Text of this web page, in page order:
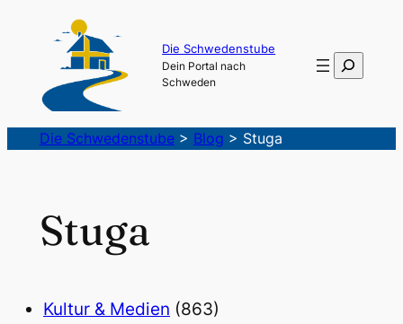
Die Schwedenstube
Dein Portal nach
Schweden
Suchen
Die Schwedenstube> Blog > Stuga
Stuga
Kultur & Medien (863)